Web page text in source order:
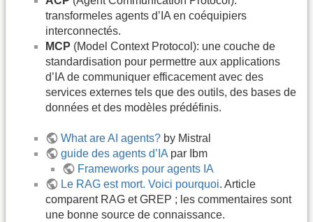
transformeles agents d’IA en coéquipiers
interconnectés.
MCP (Model Context Protocol): une couche de
standardisation pour permettre aux applications
d’IA de communiquer efficacement avec des
services externes tels que des outils, des bases de
données et des modèles prédéfinis.
What are AI agents? by Mistral
guide des agents d’IApar Ibm
Frameworks pour agents IA
Le RAG est mort. Voici pourquoi. Article
comparent RAG et GREP ; les commentaires sont
une bonne source de connaissance.